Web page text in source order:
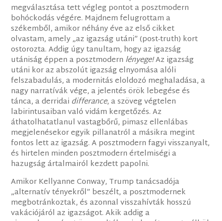
megválasztása tett végleg pontot a posztmodern
bohóckodás végére. Majdnem felugrottam a
székemből, amikor néhány éve az első cikket
olvastam, amely „az igazság utáni” (post-truth) kort
ostorozta. Addig úgy tanultam, hogy az igazság
utániság éppen a posztmodern lényege!Az igazság
utáni kor az abszolút igazság elnyomása alóli
felszabadulás, a modernitás eloldozó meghaladása, a
nagy narratívák vége, a jelentés örök lebegése és
tánca, a derridai differance, a szöveg végtelen
labirintusaiban való vidám kergetőzés. Az
áthatolhatatlanul vastagbőrű, pimasz ellenlábas
megjelenésekor egyik pillanatról a másikra megint
fontos lett az igazság. A posztmodern fagyi visszanyalt,
és hirtelen minden posztmodern értelmiségi a
hazugság ártalmairól kezdett papolni.
Amikor Kellyanne Conway, Trump tanácsadója
„alternatív tényekről” beszélt, a posztmodernek
megbotránkoztak, és azonnal visszahívták hosszú
vakációjáról az igazságot. Akik addig a